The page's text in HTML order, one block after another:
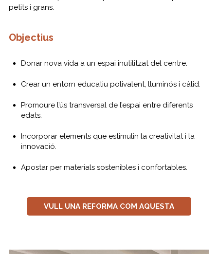
petits i grans.
Objectius
Donar nova vida a un espai inutilitzat del centre.
Crear un entorn educatiu polivalent, lluminós i càlid.
Promoure l’ús transversal de l’espai entre diferents
edats.
Incorporar elements que estimulin la creativitat i la
innovació.
Apostar per materials sostenibles i confortables.
VULL UNA REFORMA COM AQUESTA